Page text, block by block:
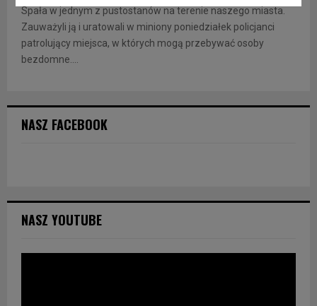
Spała w jednym z pustostanów na terenie naszego miasta.
Zauważyli ją i uratowali w miniony poniedziałek policjanci
patrolujący miejsca, w których mogą przebywać osoby
bezdomne....
NASZ FACEBOOK
NASZ YOUTUBE